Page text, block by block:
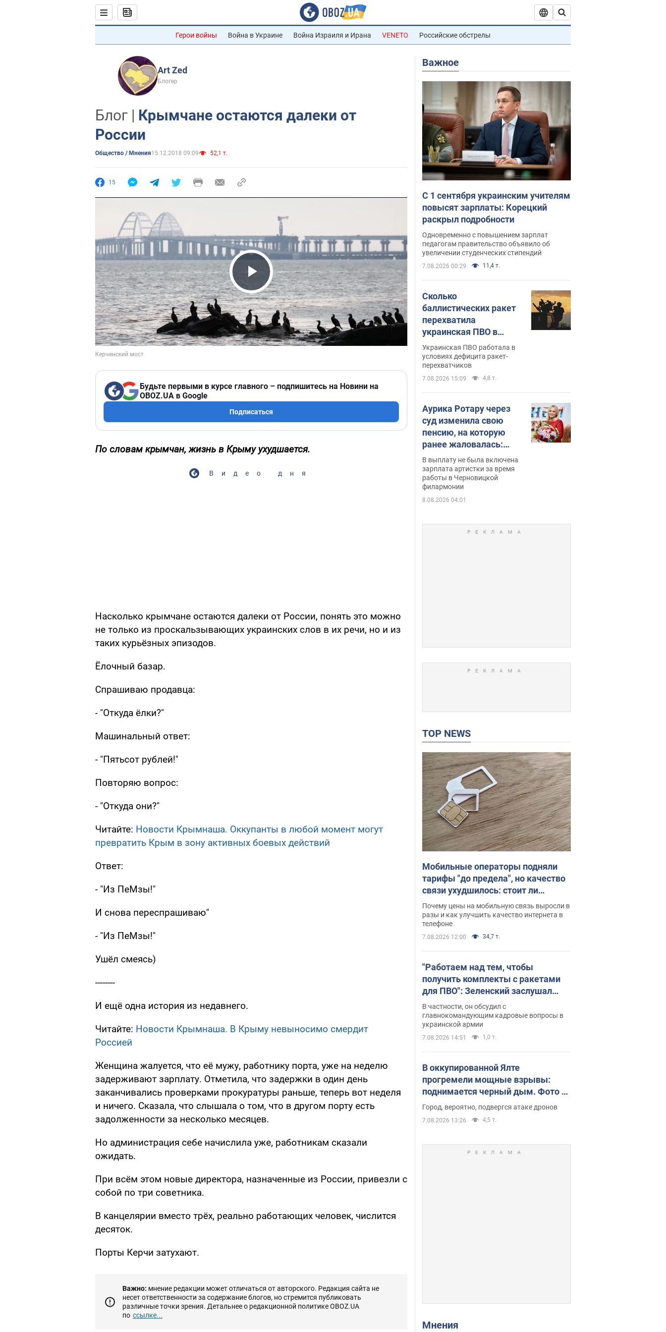
Герои войны Война в Украине Война Израиля и Ирана VENETO Российские обстрелы
Art Zed
Блогер
Блог | Крымчане остаются далеки от
России
Общество / Мнения15.12.2018 09:09 52,1 т.
15
Play Video
Будьте первыми в курсе главного – подпишитесь на Новини на
OBOZ.UA в Google
Подписаться
По словам крымчан, жизнь в Крыму ухудшается.
Видео дня
Насколько крымчане остаются далеки от России, понять это можно
не только из проскальзывающих украинских слов в их речи, но и из
таких курьёзных эпизодов.
Ёлочный базар.
Спрашиваю продавца:
- "Откуда ёлки?"
Машинальный ответ:
- "Пятьсот рублей!"
Повторяю вопрос:
- "Откуда они?"
Читайте: Новости Крымнаша. Оккупанты в любой момент могут
превратить Крым в зону активных боевых действий
Ответ:
- "Из ПеМзы!"
И снова переспрашиваю"
- "Из ПеМзы!"
Ушёл смеясь)
--------
И ещё одна история из недавнего.
Читайте: Новости Крымнаша. В Крыму невыносимо смердит
Россией
Женщина жалуется, что её мужу, работнику порта, уже на неделю
задерживают зарплату. Отметила, что задержки в один день
заканчивались проверками прокуратуры раньше, теперь вот неделя
и ничего. Сказала, что слышала о том, что в другом порту есть
задолженности за несколько месяцев.
Но администрация себе начислила уже, работникам сказали
ожидать.
При всём этом новые директора, назначенные из России, привезли с
собой по три советника.
В канцелярии вместо трёх, реально работающих человек, числится
десяток.
Порты Керчи затухают.
Важно: мнение редакции может отличаться от авторского. Редакция сайта не
несет ответственности за содержание блогов, но стремится публиковать
различные точки зрения. Детальнее о редакционной политике OBOZ.UA
по ссылке...
Важное
С 1 сентября украинским учителям
повысят зарплаты: Корецкий
раскрыл подробности
Одновременно с повышением зарплат
педагогам правительство объявило об
увеличении студенческих стипендий
7.08.2026 00:29 11,4 т.
Сколько
баллистических ракет
перехватила
украинская ПВО в
июле: в Минобороны
назвали цифру
Украинская ПВО работала в
условиях дефицита ракет-
перехватчиков
7.08.2026 15:09 4,8 т.
Аурика Ротару через
суд изменила свою
пенсию, на которую
ранее жаловалась:
сколько получала
певица
В выплату не была включена
зарплата артистки за время
работы в Черновицкой
филармонии
8.08.2026 04:01
TOP NEWS
Мобильные операторы подняли
тарифы "до предела", но качество
связи ухудшилось: стоит ли
жаловаться на цены
Почему цены на мобильную связь выросли в
разы и как улучшить качество интернета в
телефоне
7.08.2026 12:00 34,7 т.
"Работаем над тем, чтобы
получить комплекты с ракетами
для ПВО": Зеленский заслушал
доклад Драпатого и объявил о
новых мерах
В частности, он обсудил с
главнокомандующим кадровые вопросы в
украинской армии
7.08.2026 14:51 1,0 т.
В оккупированной Ялте
прогремели мощные взрывы:
поднимается черный дым. Фото и
видео
Город, вероятно, подвергся атаке дронов
7.08.2026 13:26 4,5 т.
Мнения